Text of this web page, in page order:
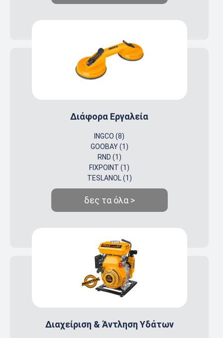
Διάφορα Εργαλεία
INGCO (8)
GOOBAY (1)
RND (1)
FIXPOINT (1)
TESLANOL (1)
δες τα όλα >
Διαχείριση & Άντληση Υδάτων